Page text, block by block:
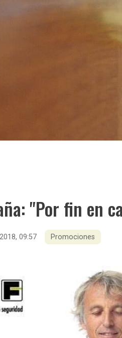
"Por fin en
09:57 Promociones